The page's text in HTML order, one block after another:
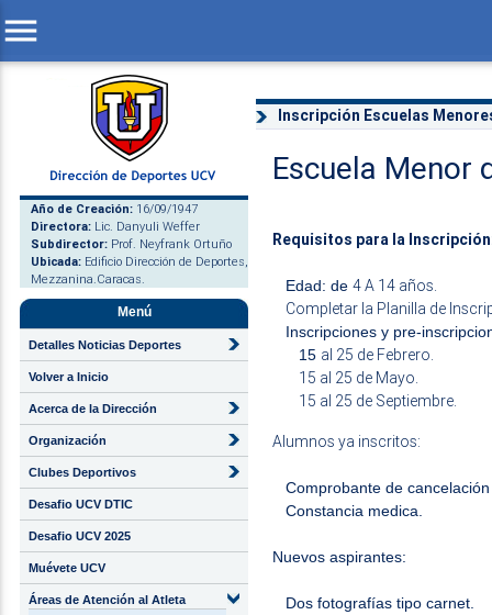
menu
Año de Creación: 16/09/1947
Directora: Lic. Danyuli Weffer
Subdirector: Prof. Neyfrank Ortuño
Ubicada: Edificio Dirección de Deportes,
Mezzanina.Caracas.
Menú
Detalles Noticias Deportes
Volver a Inicio
Acerca de la Dirección
Organización
Clubes Deportivos
Desafio UCV DTIC
Desafio UCV 2025
Muévete UCV
Áreas de Atención al Atleta
Inscripción Escuelas
Escuela Menor
Requisitos para la
Edad: de 4 A 14 años.
Completar la Planilla de
Inscripciones y pre-
15 al 25 de Febrero.
15 al 25 de Mayo.
15 al 25 de Septiembre.
Alumnos ya inscritos:
Comprobante de
Constancia medica.
Nuevos aspirantes:
Dos fotografías tipo carnet.